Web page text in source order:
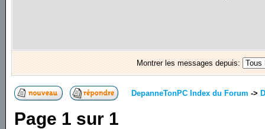
Montrer les messages depuis:
DepanneTonPC Index du Forum ->
Page 1 sur 1